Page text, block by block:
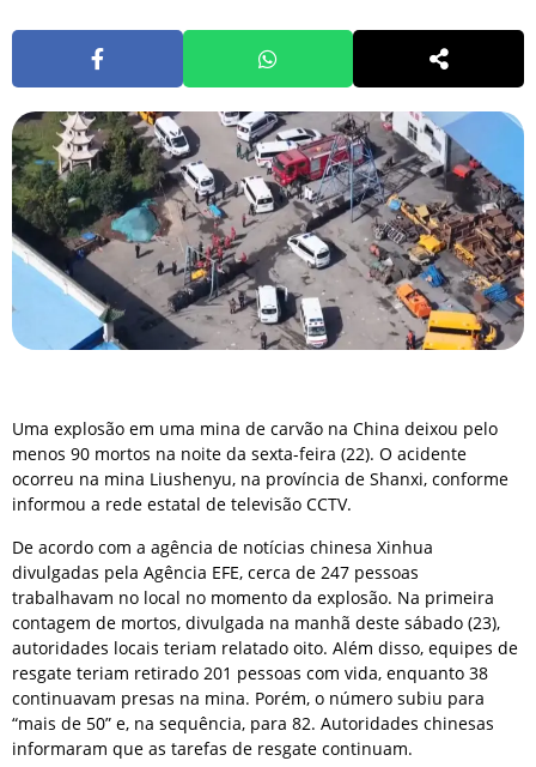
Uma explosão em uma mina de carvão na China deixou pelo
menos 90 mortos na noite da sexta-feira (22). O acidente
ocorreu na mina Liushenyu, na província de Shanxi, conforme
informou a rede estatal de televisão CCTV.
De acordo com a agência de notícias chinesa Xinhua
divulgadas pela Agência EFE, cerca de 247 pessoas
trabalhavam no local no momento da explosão. Na primeira
contagem de mortos, divulgada na manhã deste sábado (23),
autoridades locais teriam relatado oito. Além disso, equipes de
resgate teriam retirado 201 pessoas com vida, enquanto 38
continuavam presas na mina. Porém, o número subiu para
“mais de 50” e, na sequência, para 82. Autoridades chinesas
informaram que as tarefas de resgate continuam.